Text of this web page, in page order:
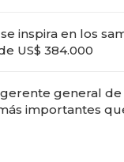
inspira en los
US$ 384.000
general de
importantes